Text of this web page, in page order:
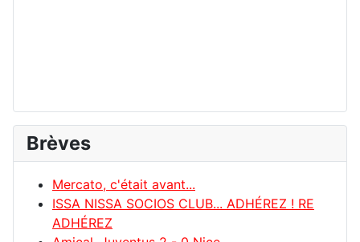
Brèves
Mercato, c'était avant...
ISSA NISSA SOCIOS CLUB... ADHÉREZ ! RE
ADHÉREZ